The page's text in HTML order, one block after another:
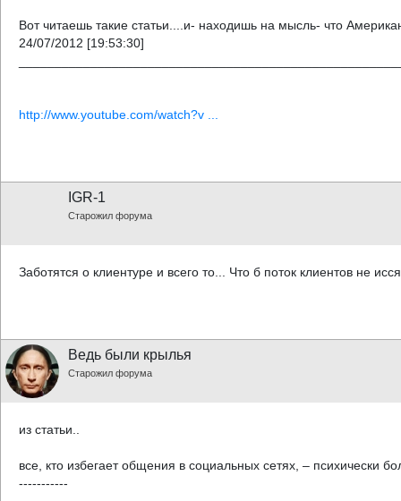
Вот читаешь такие статьи....и- находишь на мысль- что
24/07/2012 [19:53:30]
http://www.youtube.com/watch?v ...
IGR-1
Старожил форума
Заботятся о клиентуре и всего то... Что б поток клиентов не
Ведь были крылья
Старожил форума
из статьи..
все, кто избегает общения в социальных сетях, – психически
-----------